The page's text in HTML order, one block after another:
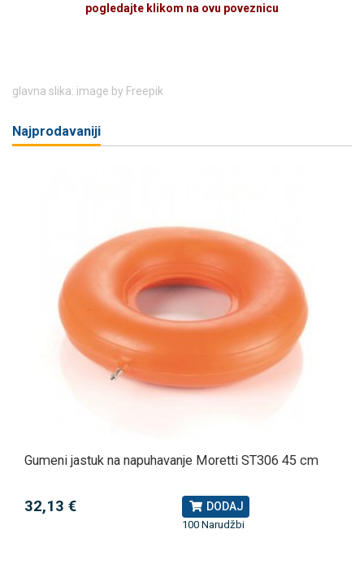
pogledajte klikom na ovu poveznicu
glavna slika: image by Freepik
Najprodavaniji
Gumeni jastuk na napuhavanje Moretti ST306 45 cm
32,13 € DODAJ
100 Narudžbi